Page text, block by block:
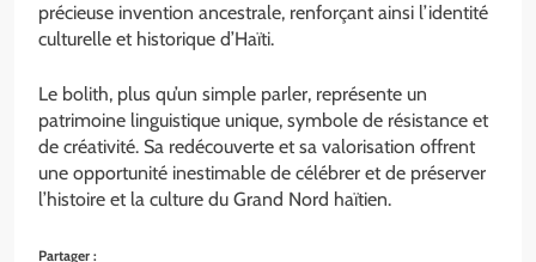
précieuse invention ancestrale, renforçant ainsi l’identité
culturelle et historique d’Haïti.
Le bolith, plus qu’un simple parler, représente un
patrimoine linguistique unique, symbole de résistance et
de créativité. Sa redécouverte et sa valorisation offrent
une opportunité inestimable de célébrer et de préserver
l’histoire et la culture du Grand Nord haïtien.
Partager :